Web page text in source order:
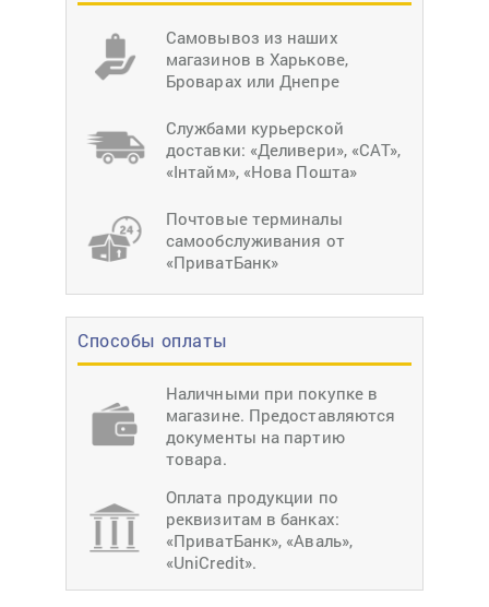
Самовывоз из наших
магазинов в Харькове,
Броварах или Днепре
Службами курьерской
доставки: «Деливери», «САТ»,
«Інтайм», «Нова Пошта»
Почтовые терминалы
самообслуживания от
«ПриватБанк»
Способы оплаты
Наличными при покупке в
магазине. Предоставляются
документы на партию
товара.
Оплата продукции по
реквизитам в банках:
«ПриватБанк», «Аваль»,
«UniCredit».